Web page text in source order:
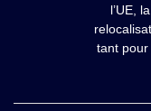
l’UE,
tant